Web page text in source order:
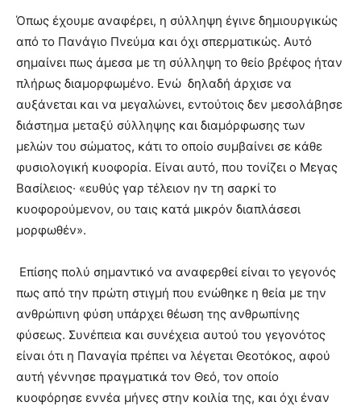
Όπως έχουμε αναφέρει, η σύλληψη έγινε δημιουργικώς
από το Πανάγιο Πνεύμα και όχι σπερματικώς. Αυτό
σημαίνει πως άμεσα με τη σύλληψη το θείο βρέφος ήταν
πλήρως διαμορφωμένο. Ενώ δηλαδή άρχισε να
αυξάνεται και να μεγαλώνει, εντούτοις δεν μεσολάβησε
διάστημα μεταξύ σύλληψης και διαμόρφωσης των
μελών του σώματος, κάτι το οποίο συμβαίνει σε κάθε
φυσιολογική κυοφορία. Είναι αυτό, που τονίζει ο Μεγας
Βασίλειος· «ευθύς γαρ τέλειον ην τη σαρκί το
κυοφορούμενον, ου ταις κατά μικρόν διαπλάσεσι
μορφωθέν».
Επίσης πολύ σημαντικό να αναφερθεί είναι το γεγονός
πως από την πρώτη στιγμή που ενώθηκε η θεία με την
ανθρώπινη φύση υπάρχει θέωση της ανθρωπίνης
φύσεως. Συνέπεια και συνέχεια αυτού του γεγονότος
είναι ότι η Παναγία πρέπει να λέγεται Θεοτόκος, αφού
αυτή γέννησε πραγματικά τον Θεό, τον οποίο
κυοφόρησε εννέα μήνες στην κοιλία της, και όχι έναν